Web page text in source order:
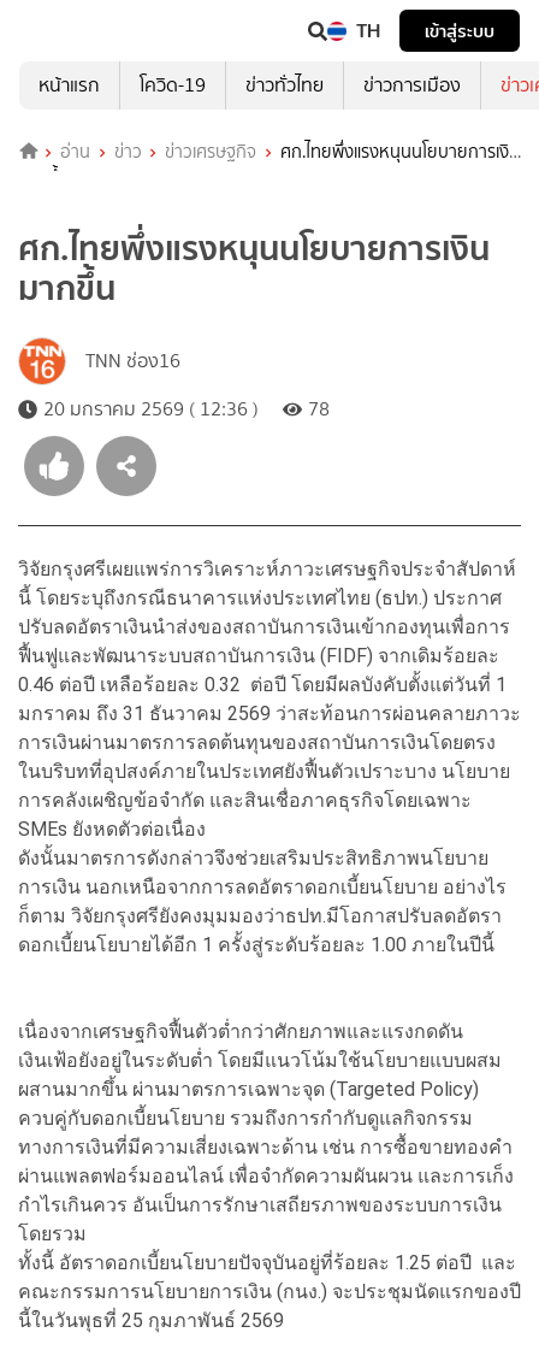
TH
เข้าสู่ระบบ
หน้าแรก
โควิด-19 ข่าวทั่วไทย ข่าวการเมือง ข่าว
อ่าน ข่าว ข่าวเศรษฐกิจ
ศก.ไทยพึ่งแรงหนุนนโยบายการเงิน
มากขึ้น
ศก.ไทยพึ่งแรงหนุนนโยบายการเงิน
มากขึ้น
TNN ช่อง16
20 มกราคม 2569 ( 12:36 )
78
วิจัยกรุงศรีเผยแพร่การวิเคราะห์ภาวะเศรษฐกิจประจำสัปดาห์
นี้ โดยระบุถึงกรณีธนาคารแห่งประเทศไทย (ธปท.) ประกาศ
ปรับลดอัตราเงินนำส่งของสถาบันการเงินเข้ากองทุนเพื่อการ
ฟื้นฟูและพัฒนาระบบสถาบันการเงิน (FIDF) จากเดิมร้อยละ
0.46 ต่อปี เหลือร้อยละ 0.32 ต่อปี โดยมีผลบังคับตั้งแต่วันที่ 1
มกราคม ถึง 31 ธันวาคม 2569 ว่าสะท้อนการผ่อนคลายภาวะ
การเงินผ่านมาตรการลดต้นทุนของสถาบันการเงินโดยตรง
ในบริบทที่อุปสงค์ภายในประเทศยังฟื้นตัวเปราะบาง นโยบาย
การคลังเผชิญข้อจำกัด และสินเชื่อภาคธุรกิจโดยเฉพาะ
SMEs ยังหดตัวต่อเนื่อง
ดังนั้นมาตรการดังกล่าวจึงช่วยเสริมประสิทธิภาพนโยบาย
การเงิน นอกเหนือจากการลดอัตราดอกเบี้ยนโยบาย อย่างไร
ก็ตาม วิจัยกรุงศรียังคงมุมมองว่าธปท.มีโอกาสปรับลดอัตรา
ดอกเบี้ยนโยบายได้อีก 1 ครั้งสู่ระดับร้อยละ 1.00 ภายในปีนี้
เนื่องจากเศรษฐกิจฟื้นตัวต่ำกว่าศักยภาพและแรงกดดัน
เงินเฟ้อยังอยู่ในระดับต่ำ โดยมีแนวโน้มใช้นโยบายแบบผสม
ผสานมากขึ้น ผ่านมาตรการเฉพาะจุด (Targeted Policy)
ควบคู่กับดอกเบี้ยนโยบาย รวมถึงการกำกับดูแลกิจกรรม
ทางการเงินที่มีความเสี่ยงเฉพาะด้าน เช่น การซื้อขายทองคำ
ผ่านแพลตฟอร์มออนไลน์ เพื่อจำกัดความผันผวน และการเก็ง
กำไรเกินควร อันเป็นการรักษาเสถียรภาพของระบบการเงิน
โดยรวม
ทั้งนี้ อัตราดอกเบี้ยนโยบายปัจจุบันอยู่ที่ร้อยละ 1.25 ต่อปี และ
คณะกรรมการนโยบายการเงิน (กนง.) จะประชุมนัดแรกของปี
นี้ในวันพุธที่ 25 กุมภาพันธ์ 2569